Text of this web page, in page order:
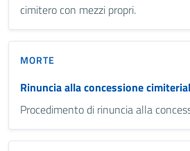
cimitero con mezzi propri.
MORTE
Rinuncia alla concessione
Procedimento di rinuncia alla